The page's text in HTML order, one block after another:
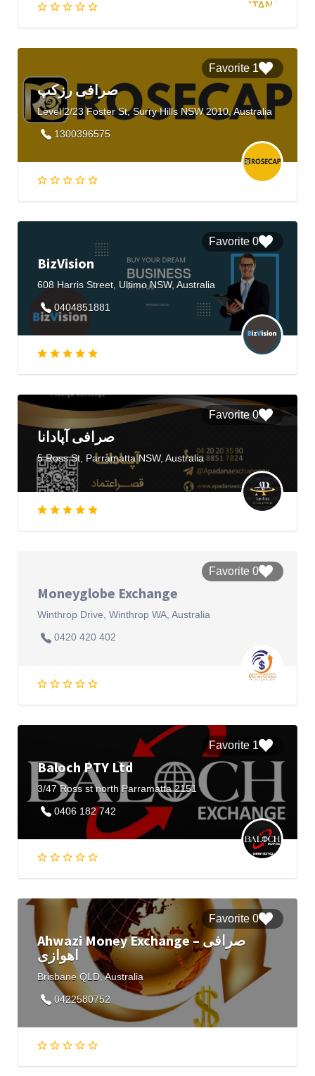
1 Favorite
صرافی رزکپ
Level 2/23 Foster St, Surry Hills NSW 2010, Australia
1300396575
0 Favorite
BizVision
608 Harris Street, Ultimo NSW, Australia
0404851881
0 Favorite
صرافی آپادانا
5 Ross St, Parramatta NSW, Australia
0 Favorite
Moneyglobe Exchange
Winthrop Drive, Winthrop WA, Australia
0420 420 402
1 Favorite
Baloch PTY Ltd
3/47 Ross st north Parramatta 2151
0406 182 742
0 Favorite
Ahwazi Money Exchange – صرافی
اهوازی
Brisbane QLD, Australia
0422580752